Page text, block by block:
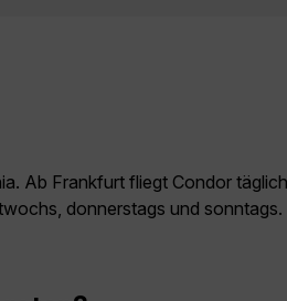
Ab Frankfurt fliegt Condor
donnerstags und